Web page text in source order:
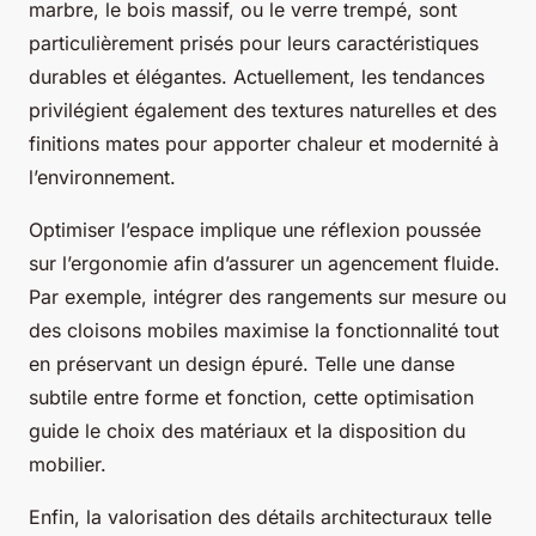
marbre, le bois massif, ou le verre trempé, sont
particulièrement prisés pour leurs caractéristiques
durables et élégantes. Actuellement, les tendances
privilégient également des textures naturelles et des
finitions mates pour apporter chaleur et modernité à
l’environnement.
Optimiser l’espace implique une réflexion poussée
sur l’ergonomie afin d’assurer un agencement fluide.
Par exemple, intégrer des rangements sur mesure ou
des cloisons mobiles maximise la fonctionnalité tout
en préservant un design épuré. Telle une danse
subtile entre forme et fonction, cette optimisation
guide le choix des matériaux et la disposition du
mobilier.
Enfin, la valorisation des détails architecturaux telle